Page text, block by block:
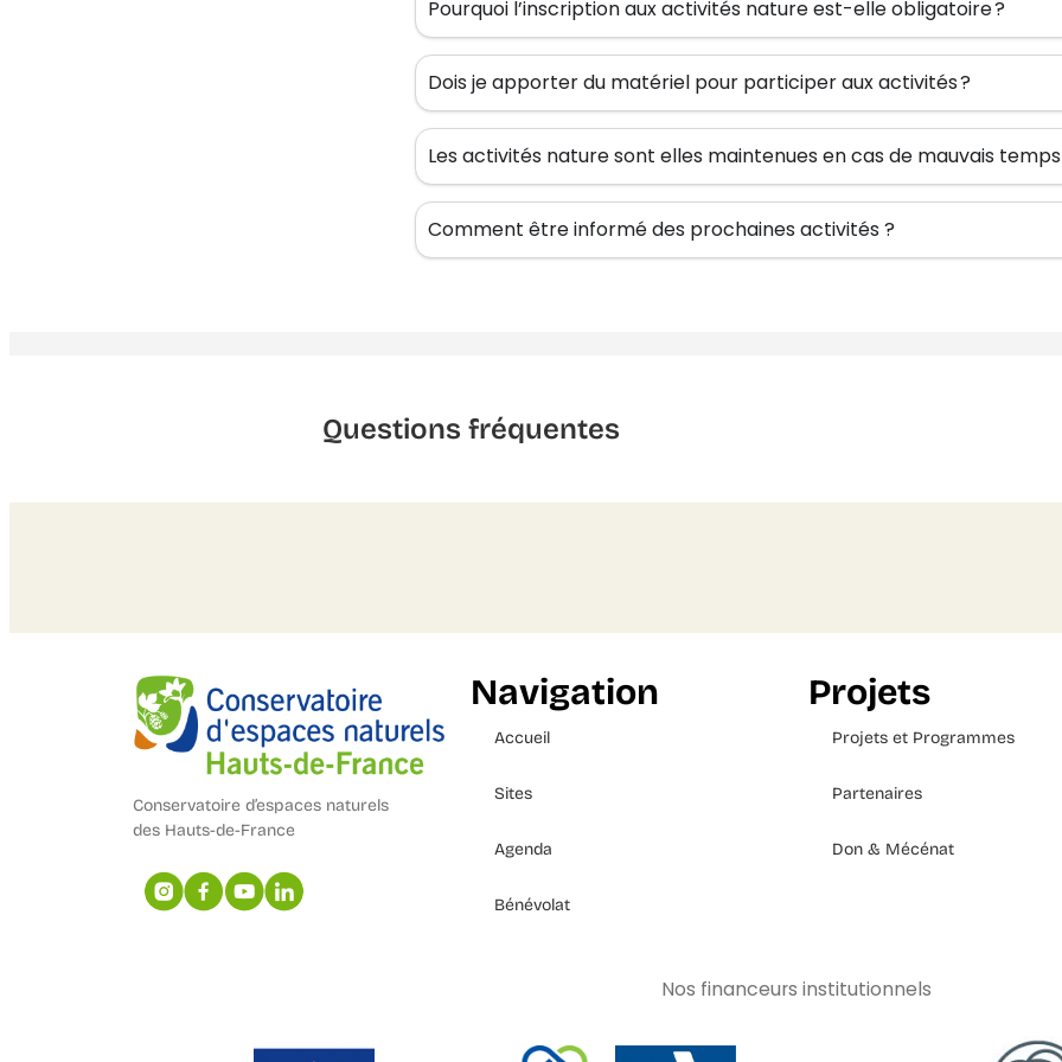
Pourquoi l’inscription aux activités nature est-elle obligatoire ?
Dois je apporter du matériel pour participer aux activités ?
Les activités nature sont elles maintenues en cas de mauvais temps
Comment être informé des prochaines activités ?
Questions fréquentes
Conservatoire d’espaces naturels
des Hauts-de-France
Navigation
Accueil
Sites
Agenda
Bénévolat
Projets
Projets et Programmes
Partenaires
Don & Mécénat
Nos financeurs institutionnels